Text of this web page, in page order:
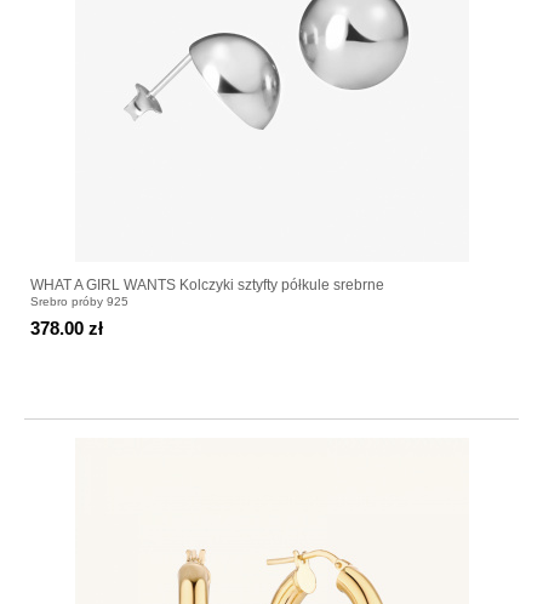
WHAT A GIRL WANTS Kolczyki sztyfty półkule srebrne
Srebro próby 925
378.00 zł